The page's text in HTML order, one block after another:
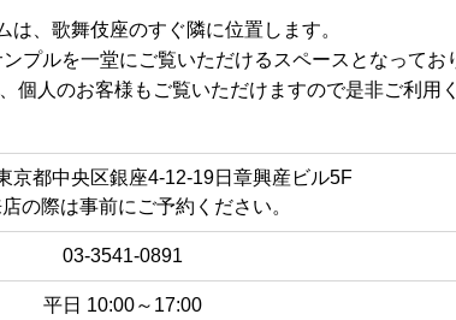
、歌舞伎座のすぐ隣に位置します。
プルを一堂にご覧いただけるスペースとなってお
人のお客様もご覧いただけますので是非ご利用
京都中央区銀座4-12-19日章興産ビル5F
の際は事前にご予約ください。
03-3541-0891
平日 10:00～17:00